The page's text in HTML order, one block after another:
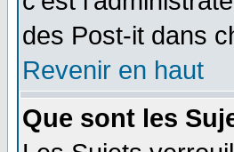
des Post-it dans
Revenir en haut
Que sont les